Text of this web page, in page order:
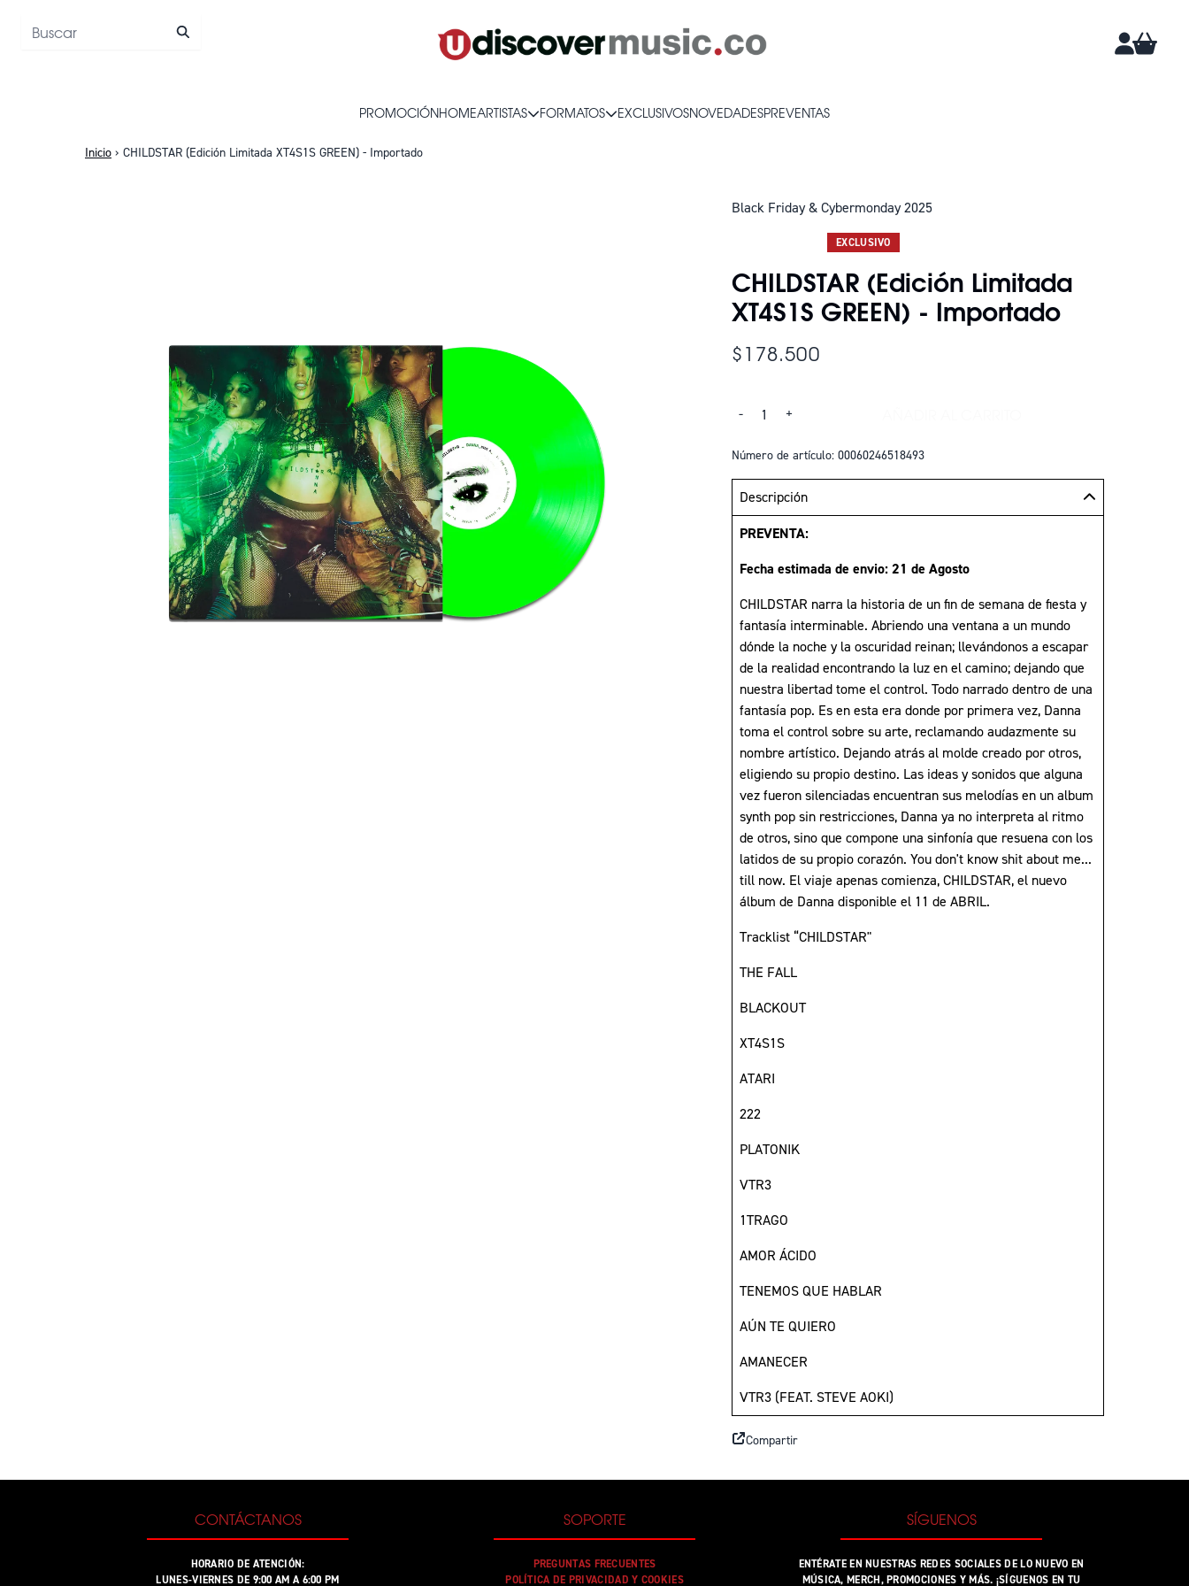
PROMOCIÓNHOMEARTISTAS FORMATOS EXCLUSIVOSNOVEDADESPREVENTAS
Inicio › CHILDSTAR (Edición Limitada XT4S1S GREEN) - Importado
Black Friday & Cybermonday 2025
EXCLUSIVO
CHILDSTAR (Edición Limitada
XT4S1S GREEN) - Importado
$178.500
Cantidad
- +
Número de artículo: 00060246518493
Descripción
PREVENTA:
Fecha estimada de envio: 21 de Agosto
CHILDSTAR narra la historia de un fin de semana de fiesta y
fantasía interminable. Abriendo una ventana a un mundo
dónde la noche y la oscuridad reinan; llevándonos a escapar
de la realidad encontrando la luz en el camino; dejando que
nuestra libertad tome el control. Todo narrado dentro de una
fantasía pop. Es en esta era donde por primera vez, Danna
toma el control sobre su arte, reclamando audazmente su
nombre artístico. Dejando atrás al molde creado por otros,
eligiendo su propio destino. Las ideas y sonidos que alguna
vez fueron silenciadas encuentran sus melodías en un album
synth pop sin restricciones, Danna ya no interpreta al ritmo
de otros, sino que compone una sinfonía que resuena con los
latidos de su propio corazón. You don't know shit about me...
till now. El viaje apenas comienza, CHILDSTAR, el nuevo
álbum de Danna disponible el 11 de ABRIL.
Tracklist “CHILDSTAR"
THE FALL
BLACKOUT
XT4S1S
ATARI
222
PLATONIK
VTR3
1TRAGO
AMOR ÁCIDO
TENEMOS QUE HABLAR
AÚN TE QUIERO
AMANECER
VTR3 (FEAT. STEVE AOKI)
Compartir
CONTÁCTANOS
HORARIO DE ATENCIÓN:
LUNES-VIERNES DE 9:00 AM A 6:00 PM
SOPORTE
PREGUNTAS FRECUENTES
POLÍTICA DE PRIVACIDAD Y COOKIES
SÍGUENOS
ENTÉRATE EN NUESTRAS REDES SOCIALES DE LO NUEVO EN
MÚSICA, MERCH, PROMOCIONES Y MÁS. ¡SÍGUENOS EN TU